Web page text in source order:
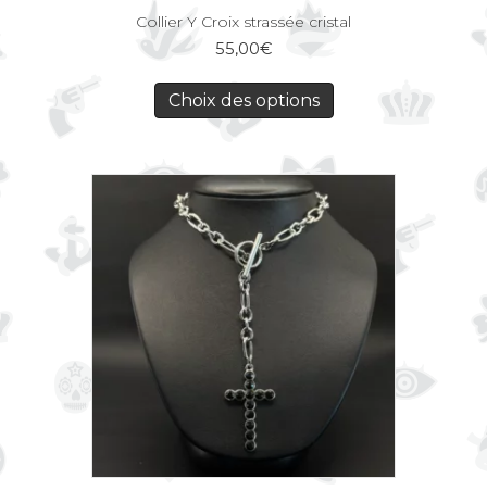
Collier Y Croix strassée cristal
55,00€
Choix des options